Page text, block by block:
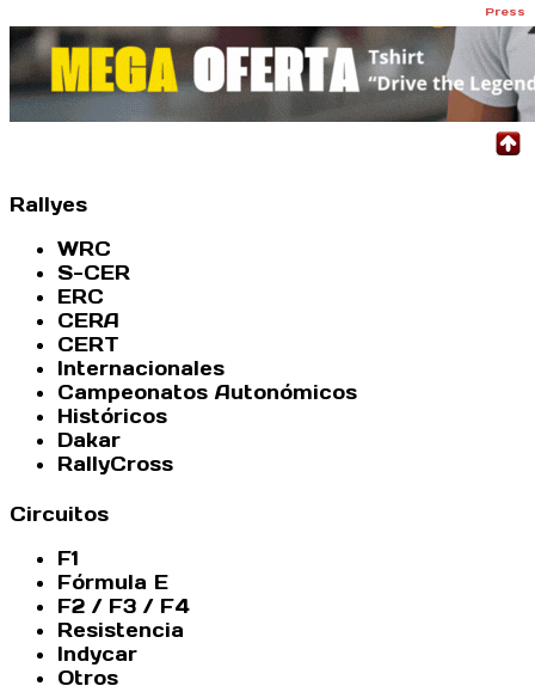
Press
Rallyes
WRC
S-CER
ERC
CERA
CERT
Internacionales
Campeonatos Autonómicos
Históricos
Dakar
RallyCross
Circuitos
F1
Fórmula E
F2 / F3 / F4
Resistencia
Indycar
Otros